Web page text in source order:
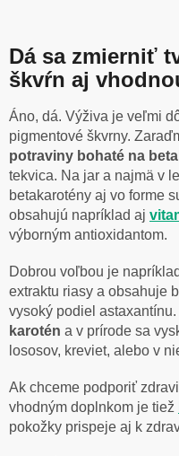
Dá sa zmierniť
škvŕn aj
Áno, dá. Výživa je veľmi
pigmentové škvrny.
potraviny bohaté na
tekvica. Na jar a najmä v
betakarotény aj vo forme
obsahujú napríklad aj
výborným antioxidantom.
Dobrou voľbou je napríklad
extraktu riasy a obsahuje
vysoký podiel
karotén a v prírode sa
lososov, kreviet, alebo v
Ak chceme podporiť
vhodným doplnkom je tiež
pokožky prispeje aj k